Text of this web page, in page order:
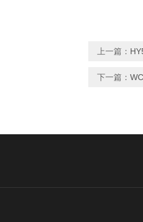
上一篇：
下一篇：